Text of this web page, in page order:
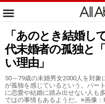
「あのとき結婚
代未婚者の孤独と
い理由」
50～79歳の未婚男女2000人を対
が孤独を感じているという。パー
に恋愛や結婚に踏み出せない人も
ではの事情もあるようだ。※画像：